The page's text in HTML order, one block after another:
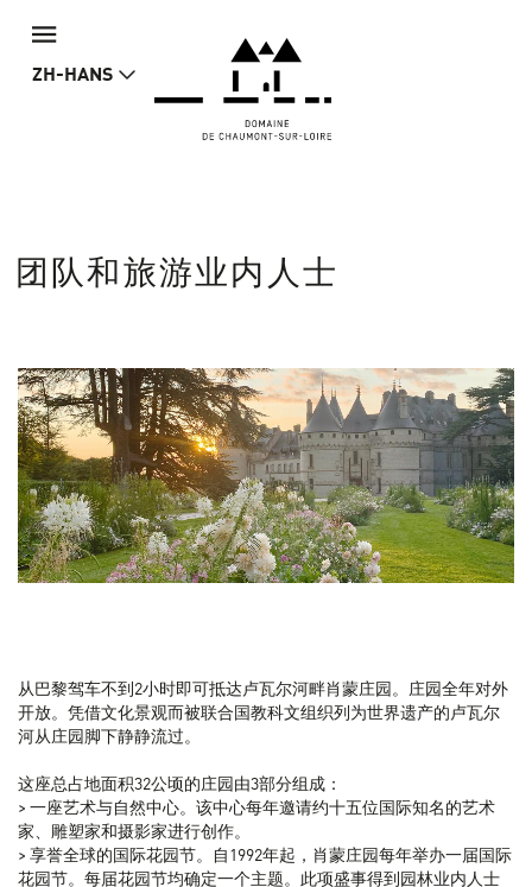
ZH-HANS
团队和旅游业内人士
从巴黎驾车不到2小时即可抵达卢瓦尔河畔肖蒙庄园。庄园全年对外
开放。凭借文化景观而被联合国教科文组织列为世界遗产的卢瓦尔
河从庄园脚下静静流过。
这座总占地面积32公顷的庄园由3部分组成：
> 一座艺术与自然中心。该中心每年邀请约十五位国际知名的艺术
家、雕塑家和摄影家进行创作。
> 享誉全球的国际花园节。自1992年起，肖蒙庄园每年举办一届国际
花园节。每届花园节均确定一个主题。此项盛事得到园林业内人士